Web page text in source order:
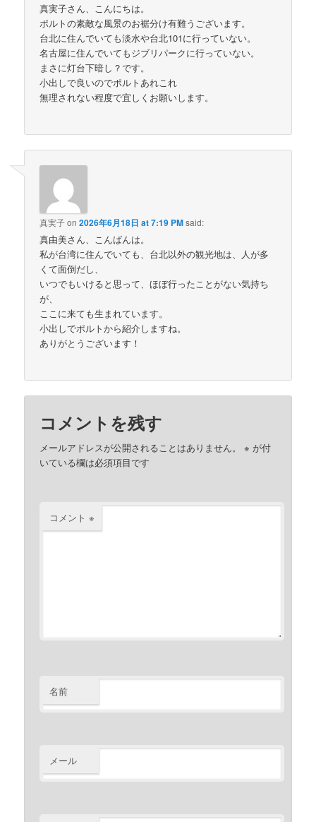
真実子さん、こんにちは。
ポルトの素敵な風景のお裾分け有難うございます。
台北に住んでいても淡水や台北101に行っていない。
名古屋に住んでいてもジブリパークに行っていない。
まさに灯台下暗し？です。
小出しで良いのでポルトあれこれ
無理されない程度で宜しくお願いします。
真実子on2026年6月18日 at 7:19 PMsaid:
真由美さん、こんばんは。
私が台湾に住んでいても、台北以外の観光地は、人が多
くて面倒だし、
いつでもいけると思って、ほぼ行ったことがない気持ち
が、
ここに来ても生まれています。
小出しでポルトから紹介しますね。
ありがとうございます！
コメントを残す
メールアドレスが公開されることはありません。 ※ が付
いている欄は必須項目です
コメント※
名前
メール